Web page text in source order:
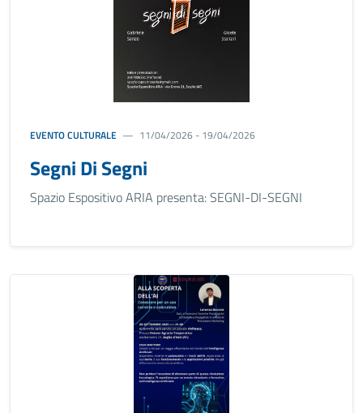
EVENTO CULTURALE 11/04/2026 - 19/04/2026
Segni Di Segni
Spazio Espositivo ARIA presenta: SEGNI-DI-SEGNI